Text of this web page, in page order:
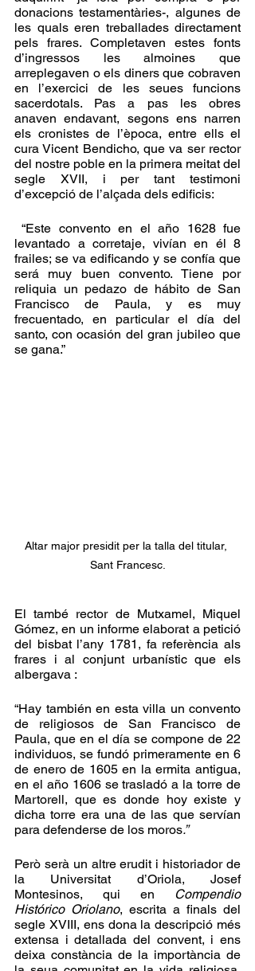
donacions testamentàries-, algunes de
les quals eren treballades directament
pels frares. Completaven estes fonts
d’ingressos les almoines que
arreplegaven o els diners que cobraven
en l’exercici de les seues funcions
sacerdotals. Pas a pas les obres
anaven endavant, segons ens narren
els cronistes de l’època, entre ells el
cura Vicent Bendicho, que va ser rector
del nostre poble en la primera meitat del
segle XVII, i per tant testimoni
d’excepció de l’alçada dels edificis:
“Este convento en el año 1628 fue
levantado a corretaje, vivían en él 8
frailes; se va edificando y se confía que
será muy buen convento. Tiene por
reliquia un pedazo de hábito de San
Francisco de Paula, y es muy
frecuentado, en particular el día del
santo, con ocasión del gran jubileo que
se gana.”
Altar major presidit per la talla del titular,
Sant Francesc.
El també rector de Mutxamel, Miquel
Gómez, en un informe elaborat a petició
del bisbat l’any 1781, fa referència als
frares i al conjunt urbanístic que els
albergava :
“Hay también en esta villa un convento
de religiosos de San Francisco de
Paula, que en el día se compone de 22
individuos, se fundó primeramente en 6
de enero de 1605 en la ermita antigua,
en el año 1606 se trasladó a la torre de
Martorell, que es donde hoy existe y
dicha torre era una de las que servían
para defenderse de los moros.”
Però serà un altre erudit i historiador de
la Universitat d’Oriola, Josef
Montesinos, qui en Compendio
Histórico Oriolano, escrita a finals del
segle XVIII, ens dona la descripció més
extensa i detallada del convent, i ens
deixa constància de la importància de